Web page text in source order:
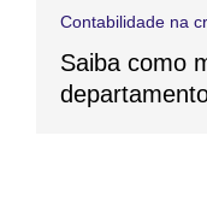
Contabilidade na
Saiba como